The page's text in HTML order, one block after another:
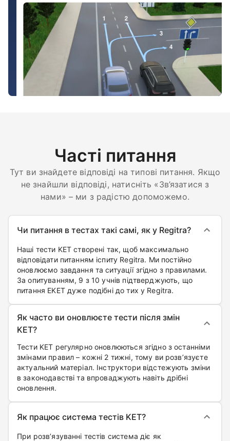
Часті питання
Тут ви знайдете відповіді на типові питання. Якщо
не знайшли відповіді, натисніть «Зв’язатися з
нами» – ми з радістю допоможемо.
Чи питання в тестах такі самі, як у Regitra?
Наші тести KET створені так, щоб максимально
відповідати питанням іспиту Regitra. Ми постійно
оновлюємо завдання та ситуації згідно з правилами.
За опитуванням, 9 з 10 учнів підтверджують, що
питання EKET дуже подібні до тих у Regitra.
Як часто ви оновлюєте тести після змін
KET?
Тести KET регулярно оновлюються згідно з останніми
змінами правил – кожні 2 тижні, тому ви розв’язуєте
актуальний матеріал. Інструктори відстежують зміни
в законодавстві та впроваджують навіть дрібні
оновлення.
Як працює система тестів KET?
При розв’язуванні тестів система діє як